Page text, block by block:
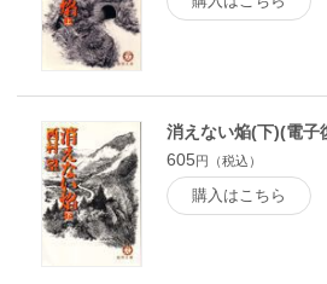
消えない焔(下)(電子
605 円（税込）
購入はこちら